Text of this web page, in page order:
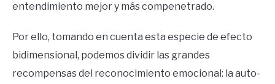
entendimiento mejor y más compenetrado.
Por ello, tomando en cuenta esta especie de efecto
bidimensional, podemos dividir las grandes
recompensas del reconocimiento emocional: la auto-